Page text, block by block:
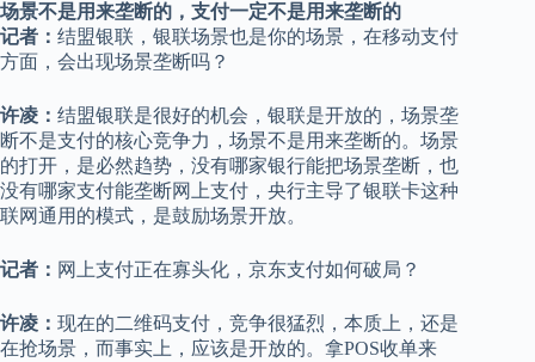
场景不是用来垄断的，支付一定不是用来垄断的
记者： 结盟银联，银联场景也是你的场景，在移动支付
方面，会出现场景垄断吗？
许凌： 结盟银联是很好的机会，银联是开放的，场景垄
断不是支付的核心竞争力，场景不是用来垄断的。场景
的打开，是必然趋势，没有哪家银行能把场景垄断，也
没有哪家支付能垄断网上支付，央行主导了银联卡这种
联网通用的模式，是鼓励场景开放。
记者： 网上支付正在寡头化，京东支付如何破局？
许凌： 现在的二维码支付，竞争很猛烈，本质上，还是
在抢场景，而事实上，应该是开放的。拿POS收单来